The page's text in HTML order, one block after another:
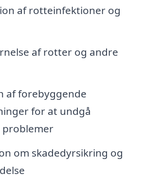
af rotteinfektioner og
af rotter og andre
af forebyggende
for at undgå
om skadedyrsikring og